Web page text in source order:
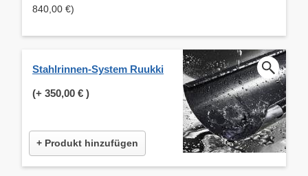
840,00 €)
Stahlrinnen-System Ruukki
(+ 350,00 € )
+ Produkt hinzufügen